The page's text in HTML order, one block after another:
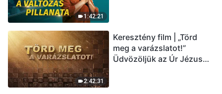
1:42:21
2:42:31
Keresztény film | „Törd
meg a varázslatot!”
Üdvözöljük az Úr Jézus